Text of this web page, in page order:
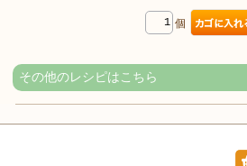
個
その他のレシピはこちら